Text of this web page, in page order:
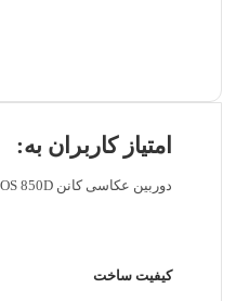
امتیاز کاربران به:
دوربین عکاسی کانن Canon EOS 850D
کیفیت ساخت